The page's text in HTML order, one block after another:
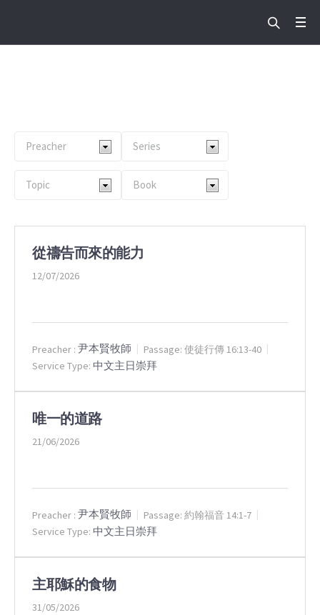
從禱告而來的能力
12/07/2026
Preacher : 尹本賢牧師 Passage: 使徒行傳 16:13-40
Service Type: 中文主日崇拜
唯一的道路
21/06/2026
Preacher : 尹本賢牧師 Passage: 約翰福音 14:1-7
Service Type: 中文主日崇拜
主耶穌的食物
31/05/2026